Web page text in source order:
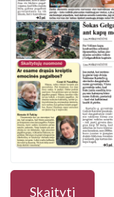
Skaityti